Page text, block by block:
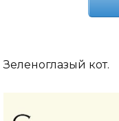
Зеленоглазый кот.